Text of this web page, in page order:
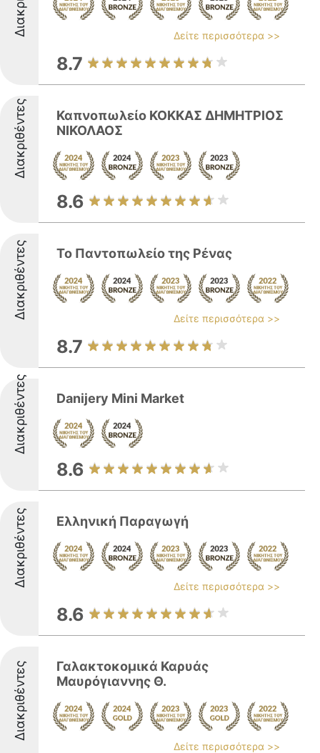
Δείτε περισσότερα >>
8.7
Διακριθέντες
Καπνοπωλείο ΚΟΚΚΑΣ ΔΗΜΗΤΡΙΟΣ
ΝΙΚΟΛΑΟΣ
8.6
Διακριθέντες Το Παντοπωλείο της Ρένας
Δείτε περισσότερα >>
8.7
Διακριθέντες Danijery Mini Market
8.6
Διακριθέντες Ελληνική Παραγωγή
Δείτε περισσότερα >>
8.6
Διακριθέντες
Γαλακτοκομικά Καρυάς
Μαυρόγιαννης Θ.
Δείτε περισσότερα >>